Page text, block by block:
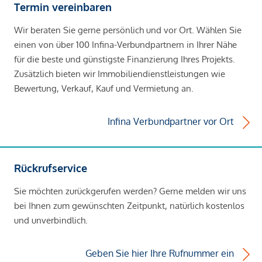
Termin vereinbaren
Wir beraten Sie gerne persönlich und vor Ort. Wählen Sie
einen von über 100 Infina-Verbundpartnern in Ihrer Nähe
für die beste und günstigste Finanzierung Ihres Projekts.
Zusätzlich bieten wir Immobiliendienstleistungen wie
Bewertung, Verkauf, Kauf und Vermietung an.
Infina Verbundpartner vor Ort
Rückrufservice
Sie möchten zurückgerufen werden? Gerne melden wir uns
bei Ihnen zum gewünschten Zeitpunkt, natürlich kostenlos
und unverbindlich.
Geben Sie hier Ihre Rufnummer ein